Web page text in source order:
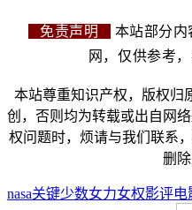
免责声明
本站部分内
网，仅供参考
本站尊重知识产权，版权归
创，否则均为转载或出自网
权问题时，烦请与我们联系
删除
nasa关键少数女力女权影评电